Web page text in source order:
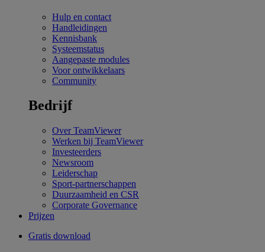
Hulp en contact
Handleidingen
Kennisbank
Systeemstatus
Aangepaste modules
Voor ontwikkelaars
Community
Bedrijf
Over TeamViewer
Werken bij TeamViewer
Investeerders
Newsroom
Leiderschap
Sport-partnerschappen
Duurzaamheid en CSR
Corporate Governance
Prijzen
Gratis download